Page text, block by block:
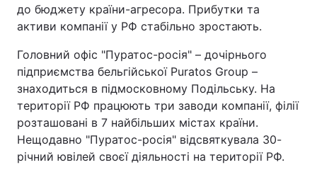
Тема оформлення
до бюджету країни-агресора. Прибутки та
активи компанії у РФ стабільно зростають.
Головний офіс "Пуратос-росія" – дочірнього
підприємства бельгійської Puratos Group –
знаходиться в підмосковному Подільську. На
території РФ працюють три заводи компанії, філії
розташовані в 7 найбільших містах країни.
Нещодавно "Пуратос-росія" відсвяткувала 30-
річний ювілей своєї діяльності на території РФ.